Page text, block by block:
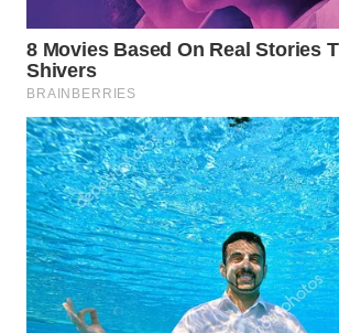
SOLO
WN
BOROBUDUR
WN
MADURA
WN
SURABAYA